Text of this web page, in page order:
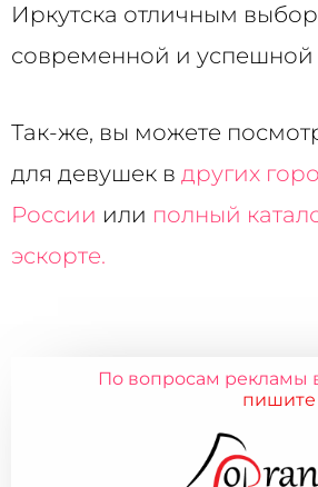
Иркутска отличным
современной и успешной
Так-же, вы можете
для девушек в других
России или полный
эскорте.
По вопросам рекламы
пишите